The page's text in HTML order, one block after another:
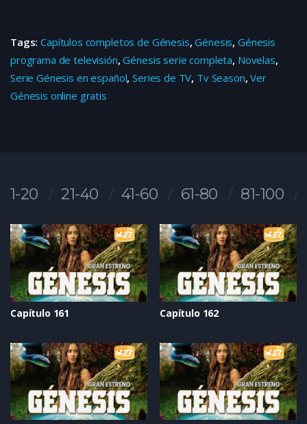
Tags:Capítulos completos de Génesis,Génesis, Génesis
programa de televisión,Génesis serie completa, Novelas,
Serie Génesis en español,Series de TV, Tv Season,Ver
Génesis online gratis
1-20 21-40 41-60 61-80 81-100
Capítulo 161 Capítulo 162